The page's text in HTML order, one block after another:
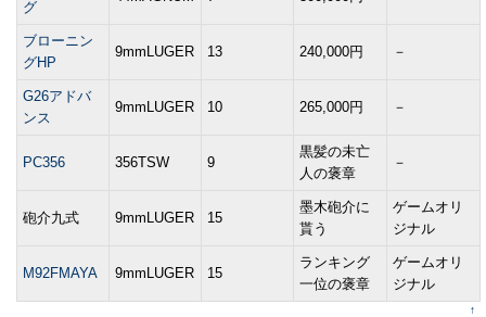
グ
ブローニン
グHP
9mmLUGER 13 240,000円 －
G26アドバ
ンス
9mmLUGER 10 265,000円 －
PC356 356TSW 9
黒髪の未亡
人の褒章
－
砲介九式 9mmLUGER 15
墨木砲介に
貰う
ゲームオリ
ジナル
M92FMAYA 9mmLUGER 15
ランキング
一位の褒章
ゲームオリ
ジナル
↑